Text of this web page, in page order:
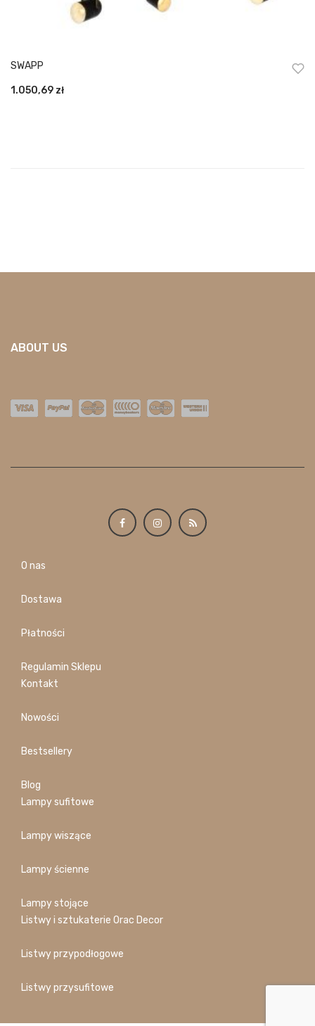
SWAPP
1.050,69 zł
ABOUT US
O nas
Dostawa
Płatności
Regulamin Sklepu
Kontakt
Nowości
Bestsellery
Blog
Lampy sufitowe
Lampy wiszące
Lampy ścienne
Lampy stojące
Listwy i sztukaterie Orac Decor
Listwy przypodłogowe
Listwy przysufitowe